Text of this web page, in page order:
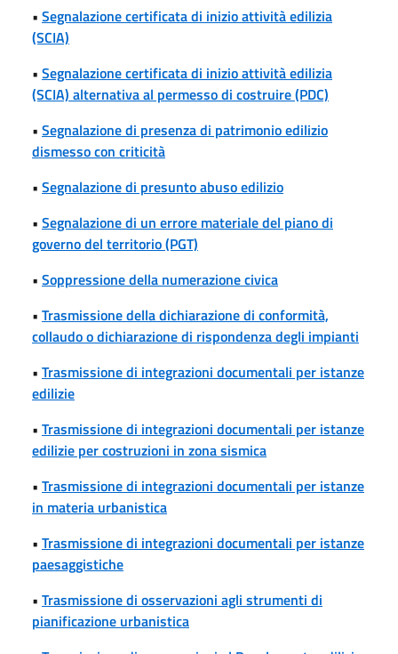
• Segnalazione certificata di inizio attività edilizia
(SCIA)
• Segnalazione certificata di inizio attività edilizia
(SCIA) alternativa al permesso di costruire (PDC)
• Segnalazione di presenza di patrimonio edilizio
dismesso con criticità
• Segnalazione di presunto abuso edilizio
• Segnalazione di un errore materiale del piano di
governo del territorio (PGT)
• Soppressione della numerazione civica
• Trasmissione della dichiarazione di conformità,
collaudo o dichiarazione di rispondenza degli impianti
• Trasmissione di integrazioni documentali per istanze
edilizie
• Trasmissione di integrazioni documentali per istanze
edilizie per costruzioni in zona sismica
• Trasmissione di integrazioni documentali per istanze
in materia urbanistica
• Trasmissione di integrazioni documentali per istanze
paesaggistiche
• Trasmissione di osservazioni agli strumenti di
pianificazione urbanistica